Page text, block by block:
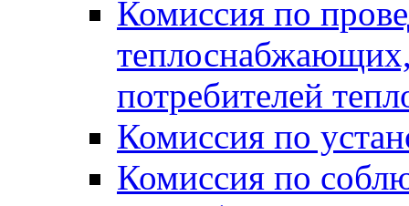
Комиссия по
потребителей
Комиссия по
Комиссия по